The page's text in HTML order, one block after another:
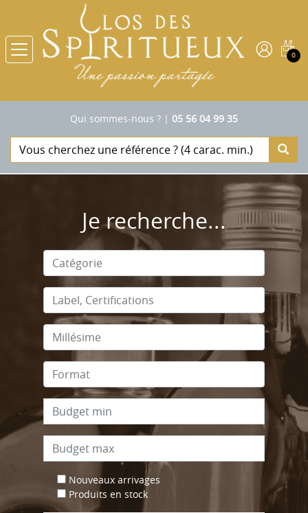
0
Qui sommes-nous ? | 05 56 04 99 35
Je recherche...
Nouveaux arrivages
Produits en stock